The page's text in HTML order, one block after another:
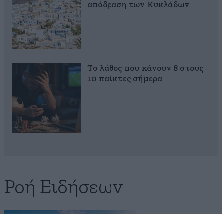
απόδραση των Κυκλάδων
Το λάθος που κάνουν 8 στους
10 παίκτες σήμερα
Ροή Ειδήσεων